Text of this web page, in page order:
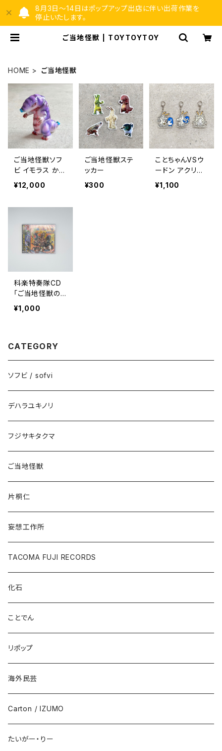
8月3日〜14日はポップアップ出店に伴い出荷作業を
停止いたします。
ご当地怪獣 | TOYTOYTOY
HOME ご当地怪獣
ご当地怪獣ソフ
ビ イモラス かっ
こわらい雑貨店
塗装
¥12,000
ご当地怪獣ステ
ッカー
¥300
ことちゃんVSウ
ードン アクリル
キーホルダー
¥1,100
科楽特奏隊CD
「ご当地怪獣の
テーマ」
¥1,000
CATEGORY
ソフビ / sofvi
デハラユキノリ
フジサキタクマ
ご当地怪獣
片桐仁
妄想工作所
TACOMA FUJI RECORDS
化石
ことでん
リポップ
海外民芸
Carton / IZUMO
たいがー・りー